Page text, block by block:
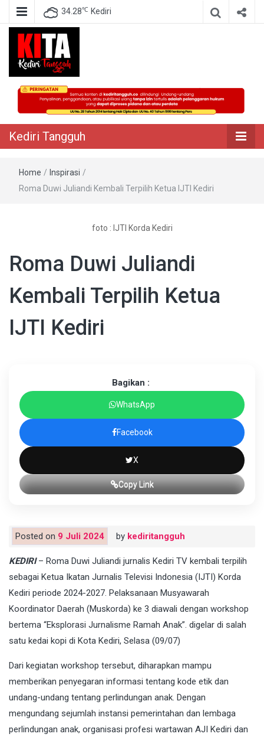
34.28℃ Kediri
Kediri Tangguh
Berita Akurat Terpercaya
Kediri Tangguh
Home / Inspirasi /
Roma Duwi Juliandi Kembali Terpilih Ketua IJTI Kediri
foto : IJTI Korda Kediri
Roma Duwi Juliandi
Kembali Terpilih Ketua
IJTI Kediri
Bagikan :
WhatsApp
Facebook
X
Copy Link
Posted on 9 Juli 2024 by kediritangguh
KEDIRI– Roma Duwi Juliandi jurnalis Kediri TV kembali terpilih
sebagai Ketua Ikatan Jurnalis Televisi Indonesia (IJTI) Korda
Kediri periode 2024-2027. Pelaksanaan Musyawarah
Koordinator Daerah (Muskorda) ke 3 diawali dengan workshop
bertema “Eksplorasi Jurnalisme Ramah Anak”. digelar di salah
satu kedai kopi di Kota Kediri, Selasa (09/07)
Dari kegiatan workshop tersebut, diharapkan mampu
memberikan penyegaran informasi tentang kode etik dan
undang-undang tentang perlindungan anak. Dengan
mengundang sejumlah instansi pemerintahan dan lembaga
perlindungan anak, organisasi profesi wartawan AJI Kediri dan